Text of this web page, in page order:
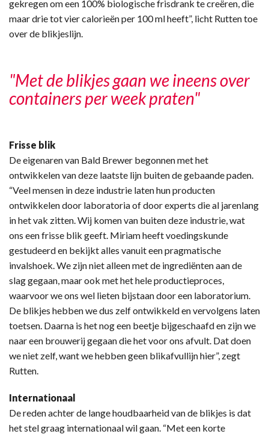
gekregen om een 100% biologische frisdrank te creëren, die
maar drie tot vier calorieën per 100 ml heeft”, licht Rutten toe
over de blikjeslijn.
"Met de blikjes gaan we ineens over
containers per week praten"
Frisse blik
De eigenaren van Bald Brewer begonnen met het
ontwikkelen van deze laatste lijn buiten de gebaande paden.
“Veel mensen in deze industrie laten hun producten
ontwikkelen door laboratoria of door experts die al jarenlang
in het vak zitten. Wij komen van buiten deze industrie, wat
ons een frisse blik geeft. Miriam heeft voedingskunde
gestudeerd en bekijkt alles vanuit een pragmatische
invalshoek. We zijn niet alleen met de ingrediënten aan de
slag gegaan, maar ook met het hele productieproces,
waarvoor we ons wel lieten bijstaan door een laboratorium.
De blikjes hebben we dus zelf ontwikkeld en vervolgens laten
toetsen. Daarna is het nog een beetje bijgeschaafd en zijn we
naar een brouwerij gegaan die het voor ons afvult. Dat doen
we niet zelf, want we hebben geen blikafvullijn hier”, zegt
Rutten.
Internationaal
De reden achter de lange houdbaarheid van de blikjes is dat
het stel graag internationaal wil gaan. “Met een korte